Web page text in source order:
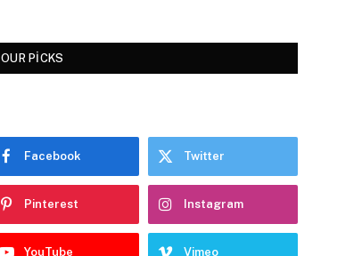
OUR PICKS
Facebook Twitter
Pinterest Instagram
YouTube Vimeo